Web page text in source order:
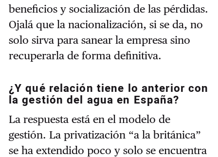
beneficios y socialización de las pérdidas.
Ojalá que la nacionalización, si se da, no
solo sirva para sanear la empresa sino
recuperarla de forma definitiva.
¿Y qué relación tiene lo anterior con
la gestión del agua en España?
La respuesta está en el modelo de
gestión. La privatización “a la británica”
se ha extendido poco y solo se encuentra